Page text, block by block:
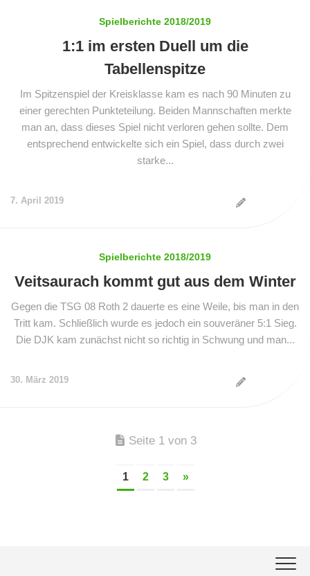
Spielberichte 2018/2019
1:1 im ersten Duell um die
Tabellenspitze
Im Spitzenspiel der Kreisklasse kam es nach 90 Minuten zu
einer gerechten Punkteteilung. Beiden Mannschaften merkte
man an, dass dieses Spiel nicht verloren gehen sollte. Dem
entsprechend entwickelte sich ein Spiel, dass durch zwei
starke...
7. April 2019
Spielberichte 2018/2019
Veitsaurach kommt gut aus dem Winter
Gegen die TSG 08 Roth 2 dauerte es eine Weile, bis man in den
Tritt kam. Schließlich wurde es jedoch ein souveräner 5:1 Sieg.
Die DJK kam zunächst nicht so richtig in Schwung und man...
30. März 2019
Seite 1 von 3
1 2 3 »